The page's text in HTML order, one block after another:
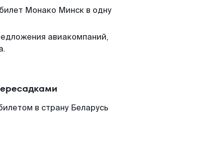
Монако Минск в одну
авиакомпаний,
в страну Беларусь